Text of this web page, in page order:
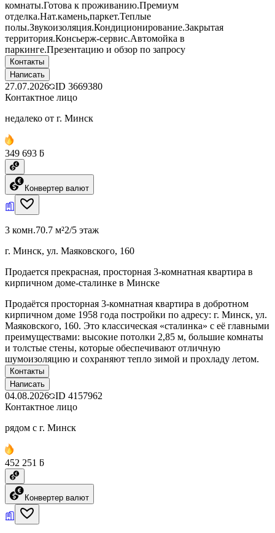
комнаты.Готова к проживанию.Премиум
отделка.Нат.камень,паркет.Теплые
полы.Звукоизоляция.Кондиционирование.Закрытая
территория.Консьерж-сервис.Автомойка в
паркинге.Презентацию и обзор по запросу
Контакты
Написать
27.07.2026 ID 3669380
Контактное лицо
недалеко от г. Минск
349 693 ƃ
Конвертер валют
3 комн.70.7 м²2/5 этаж
г. Минск, ул. Маяковского, 160
Продается прекрасная, просторная 3-комнатная квартира в
кирпичном доме-сталинке в Минске
Продаётся просторная 3-комнатная квартира в добротном
кирпичном доме 1958 года постройки по адресу: г. Минск, ул.
Маяковского, 160. Это классическая «сталинка» с её главными
преимуществами: высокие потолки 2,85 м, большие комнаты
и толстые стены, которые обеспечивают отличную
шумоизоляцию и сохраняют тепло зимой и прохладу летом.
Контакты
Написать
04.08.2026 ID 4157962
Контактное лицо
рядом с г. Минск
452 251 ƃ
Конвертер валют